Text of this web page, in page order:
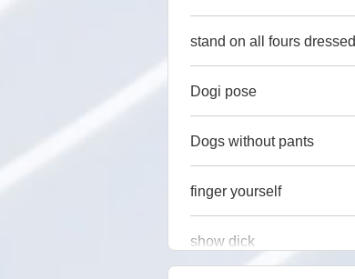
stand on all fours dressed
Dogi pose
Dogs without pants
finger yourself
show dick